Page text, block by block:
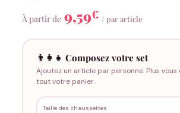
À partir de 9,59€ / par article
👨‍👩‍👧 Composez votre set
Ajoutez un article par personne. Plus
tout votre panier.
Taille des chaussettes